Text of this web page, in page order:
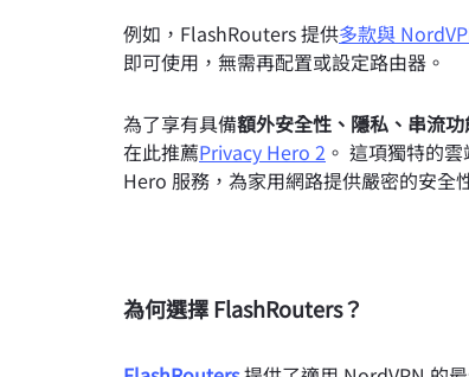
例如，FlashRouters 提供多款與
即可使用，無需再配置或設定路由器。
為了享有具備額外安全性、隱私、串流
在此推薦Privacy Hero 2 。 這項獨特的
Hero 服務，為家用網路提供嚴密的安全
為何選擇 FlashRouters？